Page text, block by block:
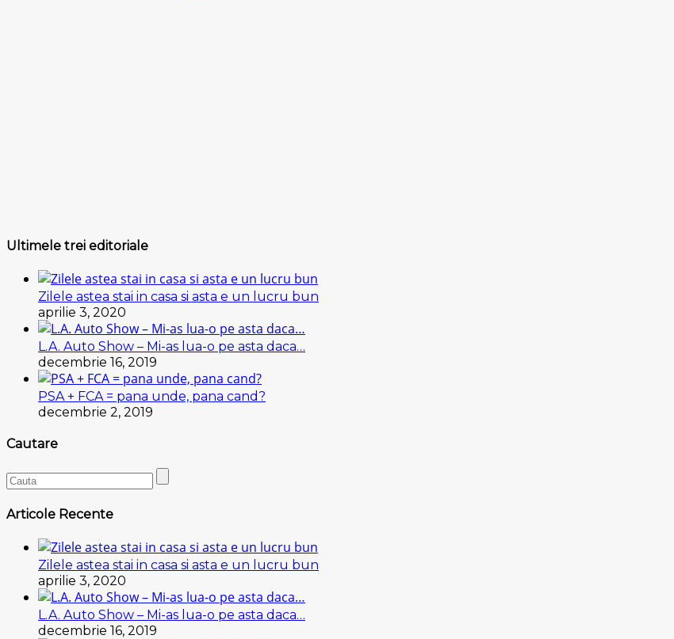
Ultimele trei editoriale
Zilele astea stai in casa si asta e un lucru bun
aprilie 3, 2020
L.A. Auto Show – Mi-as lua-o pe asta daca…
decembrie 16, 2019
PSA + FCA = pana unde, pana cand?
decembrie 2, 2019
Cautare
Articole Recente
Zilele astea stai in casa si asta e un lucru bun
aprilie 3, 2020
L.A. Auto Show – Mi-as lua-o pe asta daca…
decembrie 16, 2019